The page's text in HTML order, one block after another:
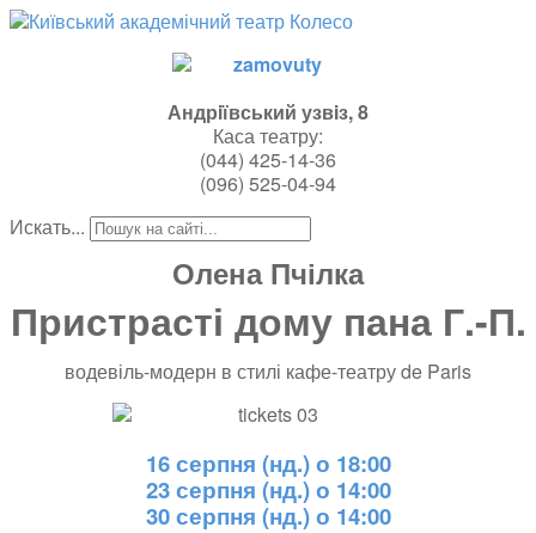
Андрiївський узвiз, 8
Каса театру:
(044) 425-14-36
(096) 525-04-94
Искать...
Олена Пчілка
Пристрасті дому пана Г.-П.
водевіль-модерн в стилі кафе-театру de Paris
16 серпня (нд.) о 18:00
23 серпня (нд.) о 14:00
30 серпня (нд.) о 14:00